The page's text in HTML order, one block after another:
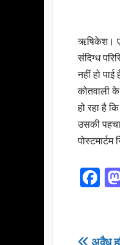
ऋषिकेश।
संदिग्ध
नहीं हो
कोतवाली
हो रहा है
उसकी
पोस्टमार्टम
F
e
अवैध